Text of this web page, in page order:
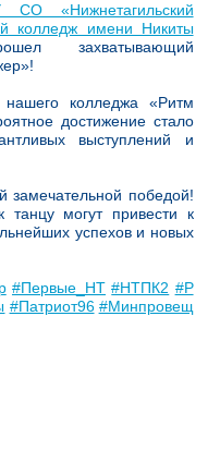
СО «Нижнетагильский
колледж имени Никиты
захватывающий
колледжа «Ритм
достижение стало
выступлений и
замечательной победой!
танцу могут привести к
успехов и новых
#Первые_НТ #НТПК2 #Р
#Патриот96 #Минпровещ